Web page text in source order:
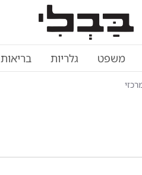
משפט גלריות בריאות